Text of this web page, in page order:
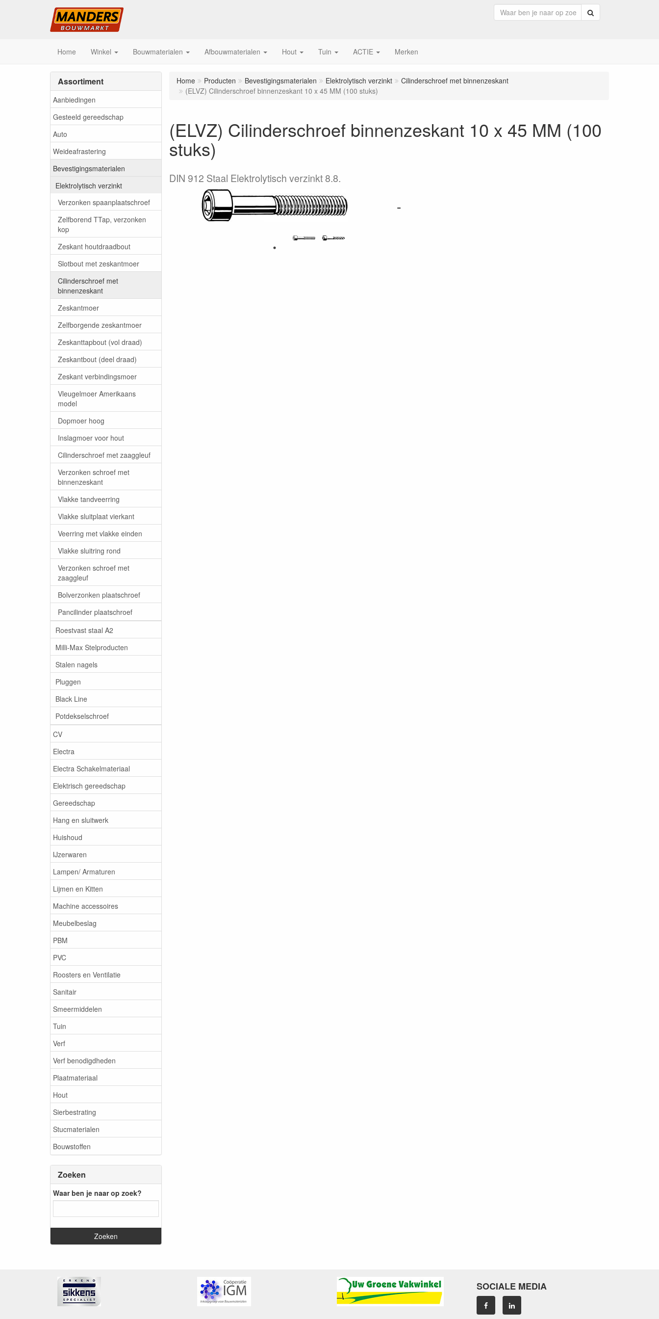
Home Winkel Bouwmaterialen Afbouwmaterialen Hout Tuin ACTIE Merken
Assortiment
Aanbiedingen
Gesteeld gereedschap
Auto
Weideafrastering
Bevestigingsmaterialen
Elektrolytisch verzinkt
Verzonken spaanplaatschroef
Zelfborend TTap, verzonken
kop
Zeskant houtdraadbout
Slotbout met zeskantmoer
Cilinderschroef met
binnenzeskant
Zeskantmoer
Zelfborgende zeskantmoer
Zeskanttapbout (vol draad)
Zeskantbout (deel draad)
Zeskant verbindingsmoer
Vleugelmoer Amerikaans
model
Dopmoer hoog
Inslagmoer voor hout
Cilinderschroef met zaaggleuf
Verzonken schroef met
binnenzeskant
Vlakke tandveerring
Vlakke sluitplaat vierkant
Veerring met vlakke einden
Vlakke sluitring rond
Verzonken schroef met
zaaggleuf
Bolverzonken plaatschroef
Pancilinder plaatschroef
Roestvast staal A2
Milli-Max Stelproducten
Stalen nagels
Pluggen
Black Line
Potdekselschroef
CV
Electra
Electra Schakelmateriaal
Elektrisch gereedschap
Gereedschap
Hang en sluitwerk
Huishoud
IJzerwaren
Lampen/ Armaturen
Lijmen en Kitten
Machine accessoires
Meubelbeslag
PBM
PVC
Roosters en Ventilatie
Sanitair
Smeermiddelen
Tuin
Verf
Verf benodigdheden
Plaatmateriaal
Hout
Sierbestrating
Stucmaterialen
Bouwstoffen
Zoeken
Waar ben je naar op zoek?
Home Producten Bevestigingsmaterialen Elektrolytisch verzinkt
Cilinderschroef met binnenzeskant
(ELVZ) Cilinderschroef binnenzeskant 10 x 45 MM (100 stuks)
(ELVZ) Cilinderschroef binnenzeskant 10 x 45 MM (100
stuks)
DIN 912 Staal Elektrolytisch verzinkt 8.8.
-
SOCIALE MEDIA